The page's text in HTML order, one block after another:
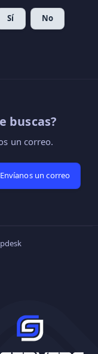
Sí No
buscas?
un correo.
Envíanos un correo